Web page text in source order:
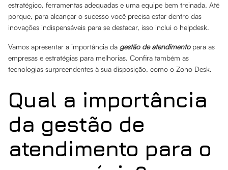
estratégico, ferramentas adequadas e uma equipe bem treinada. Até
porque, para alcançar o sucesso você precisa estar dentro das
inovações indispensáveis para se destacar, isso inclui o helpdesk.
Vamos apresentar a importância da gestão de atendimentopara as
empresas e estratégias para melhorias. Confira também as
tecnologias surpreendentes à sua disposição, como o Zoho Desk.
Qual a importância
da gestão de
atendimento para o